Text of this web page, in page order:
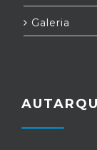
Galeria